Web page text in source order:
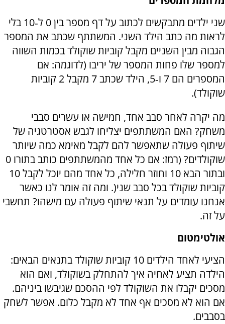
שני ילדים מתבקשים לכתוב על דף מספר בין 0 ל‑10 בלי
לראות מה כתב הילד השני. המשתתף שכתב את המספר
הגבוה מבין השניים מקבל קוביות שוקולד בכמות השווה
למספר שלו פחות המספר של יריבו (לדוגמה: אם
המספרים הם 7 ו‑‏5, הילד שכתב 7 מקבל 2 קוביות
שוקולד).
מה יקרה לאחר סבב אחד, חמישה או עשרים סבבי
משחק? האם המשתתפים יצליחו לגבש אסטרטגיה של
שיתוף פעולה שתאפשר להם לקבל מאימא כמה שיותר
שוקולדים? (רמז: אם כל אחד מהמשתתפים כותב בתורו 0
ובתור הבא ‏10 וחוזר חלילה, כל אחד מהם יוכל לקבל 10
קוביות שוקולד בכל סבב שני(. ומה זה אומר לנו כאשר
אנחנו עומדים על תנאי שיתוף פעולה עם מישהו? תחשבי
על זה.
אולטימטום
הציעי לאחד הילדים 10 קוביות שוקולד בתנאים הבאים:
הילדה תציע לאחיה איך להתחלק בשוקולד, ואם הוא
מסכים יקבלו את השוקולד לפי ההסכם שגיבשו ביניהם.
אם הוא לא מסכים אף אחד לא מקבל כלום. אפשר לשחק
בסבבים.